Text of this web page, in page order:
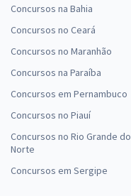
Concursos na Bahia
Concursos no Ceará
Concursos no Maranhão
Concursos na Paraíba
Concursos em Pernambuco
Concursos no Piauí
Concursos no Rio Grande do
Norte
Concursos em Sergipe